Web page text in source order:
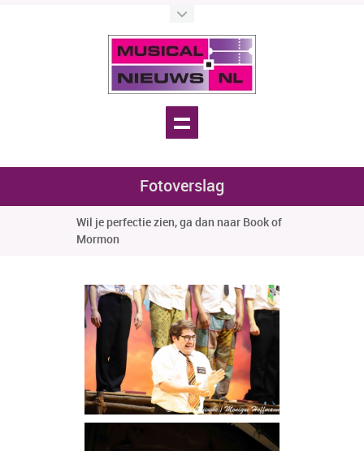
Fotoverslag
Wil je perfectie zien, ga dan naar Book of
Mormon